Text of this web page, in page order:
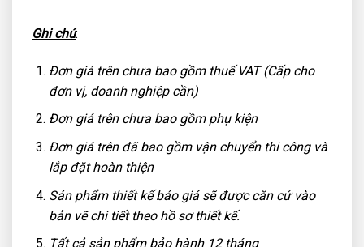
Ghi chú:
Đơn giá trên chưa bao gồm thuế VAT (Cấp cho
đơn vị, doanh nghiệp cần)
Đơn giá trên chưa bao gồm phụ kiện
Đơn giá trên đã bao gồm vận chuyển thi công và
lắp đặt hoàn thiện
Sản phẩm thiết kế báo giá sẽ được căn cứ vào
bản vẽ chi tiết theo hồ sơ thiết kế.
Tất cả sản phẩm bảo hành 12 tháng